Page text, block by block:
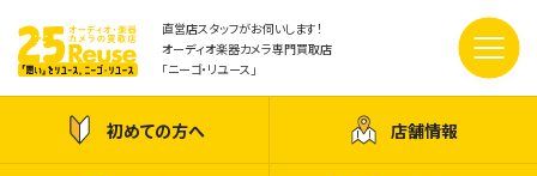
直営店スタッフがお伺いします！
オーディオ楽器カメラ専門買取店
「ニーゴ・リユース」
初めての方へ 店舗情報